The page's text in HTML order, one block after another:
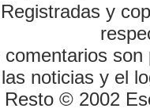
y
comentarios
noticias y el
Resto © 2002